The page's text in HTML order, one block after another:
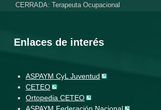
CERRADA: Terapeuta Ocupacional
Enlaces de interés
ASPAYM CyL Juventud
CETEO
Ortopedia CETEO